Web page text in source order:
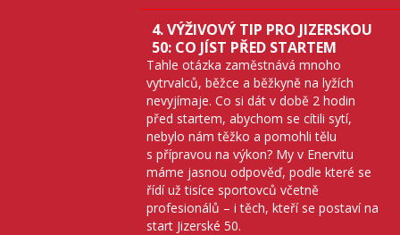
4. VÝŽIVOVÝ TIP PRO JIZERSKOU
50: CO JÍST PŘED STARTEM
Tahle otázka zaměstnává mnoho
vytrvalců, běžce a běžkyně na lyžích
nevyjímaje. Co si dát v době 2 hodin
před startem, abychom se cítili sytí,
nebylo nám těžko a pomohli tělu
s přípravou na výkon? My v Enervitu
máme jasnou odpověď, podle které se
řídí už tisíce sportovců včetně
profesionálů – i těch, kteří se postaví na
start Jizerské 50.